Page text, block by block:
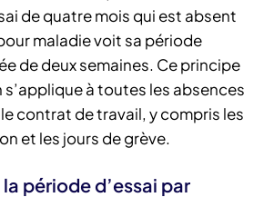
de quatre mois qui est absent
maladie voit sa période
de deux semaines. Ce principe
à toutes les absences
contrat de travail, y compris les
et les jours de grève.
période d’essai par